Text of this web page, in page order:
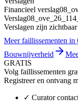
Financieel verslag
Verslag
Verslagen zijn
Meer faillissementen in
Bouwnijverheid
GRATIS
Volg faillissementen
Registreer en ontvang
✓ Curator